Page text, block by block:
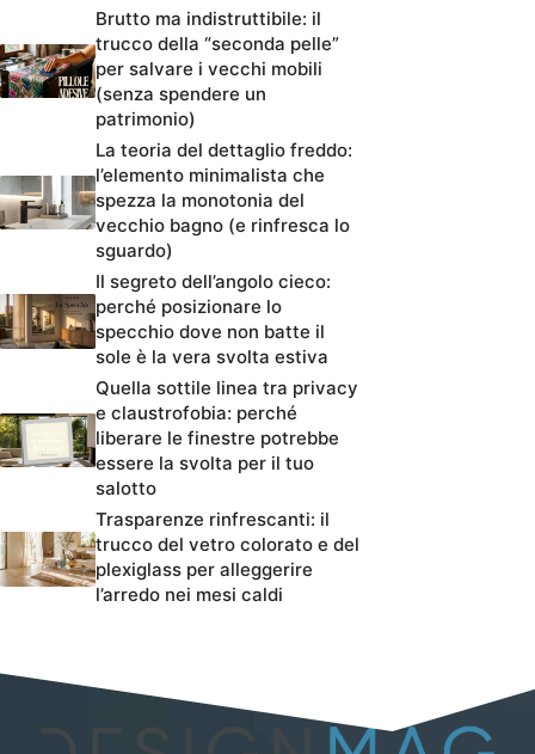
Brutto ma indistruttibile: il
trucco della “seconda pelle”
per salvare i vecchi mobili
(senza spendere un
patrimonio)
La teoria del dettaglio freddo:
l’elemento minimalista che
spezza la monotonia del
vecchio bagno (e rinfresca lo
sguardo)
Il segreto dell’angolo cieco:
perché posizionare lo
specchio dove non batte il
sole è la vera svolta estiva
Quella sottile linea tra privacy
e claustrofobia: perché
liberare le finestre potrebbe
essere la svolta per il tuo
salotto
Trasparenze rinfrescanti: il
trucco del vetro colorato e del
plexiglass per alleggerire
l’arredo nei mesi caldi